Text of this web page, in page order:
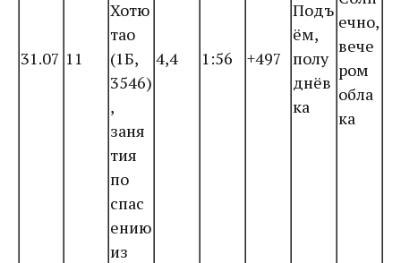
31.07 11
Хотю
тао
(1Б,
3546)
,
заня
тия
по
спас
ению
из
4,4 1:56 +497
Подъ
ём,
полу
днёв
ка
ечно,
вече
ром
обла
ка